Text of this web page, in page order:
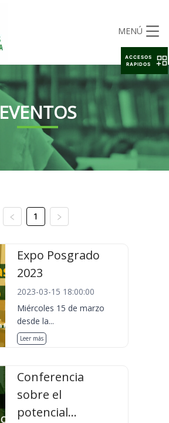
MENÚ
EVENTOS
1
Expo Posgrado
2023
2023-03-15 18:00:00
Miércoles 15 de marzo
desde la...
Leer más
Conferencia
sobre el
potencial...
ACCESOS
RAPIDOS